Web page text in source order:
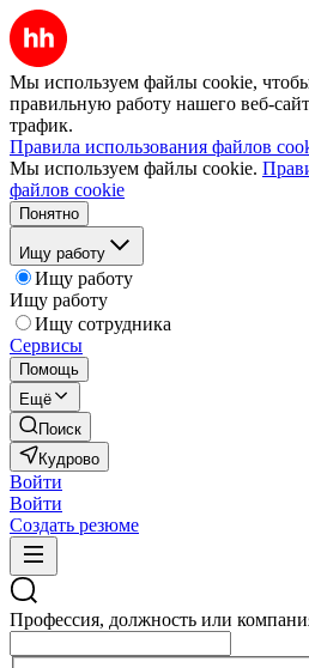
Мы используем файлы cookie,
правильную работу нашего веб-
трафик.
Правила использования файлов
Мы используем файлы cookie.
файлов cookie
Понятно
Ищу работу
Ищу работу
Ищу работу
Ищу сотрудника
Сервисы
Помощь
Ещё
Поиск
Кудрово
Войти
Войти
Создать резюме
Профессия, должность или